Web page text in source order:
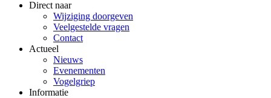
Direct naar
Wijziging doorgeven
Veelgestelde vragen
Contact
Actueel
Nieuws
Evenementen
Vogelgriep
Informatie